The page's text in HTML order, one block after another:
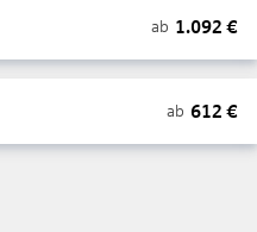
ab 1.092 €
ab 612 €